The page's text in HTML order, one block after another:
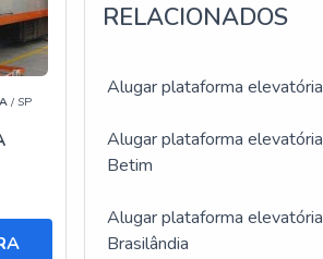
a
/ SP
RELACIONADOS
Alugar plataforma elevatória
Alugar plataforma elevatória
Betim
Alugar plataforma elevatória
Brasilândia